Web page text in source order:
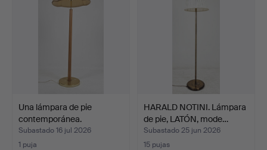
Una lámpara de pie
contemporánea.
Subastado 16 jul 2026
1 puja
HARALD NOTINI. Lámpara
de pie, LATÓN, mode…
Subastado 25 jun 2026
15 pujas